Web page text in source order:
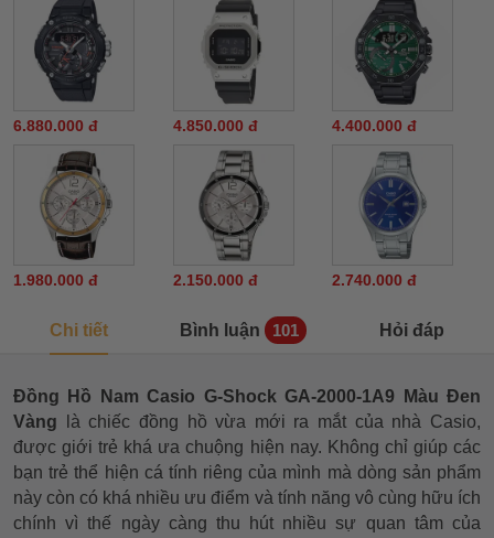
6.880.000 đ 4.850.000 đ 4.400.000 đ
1.980.000 đ 2.150.000 đ 2.740.000 đ
Chi tiết Bình luận 101 Hỏi đáp
Đồng Hồ Nam Casio G-Shock GA-2000-1A9 Màu Đen
Vàng là chiếc đồng hồ vừa mới ra mắt của nhà Casio,
được giới trẻ khá ưa chuộng hiện nay. Không chỉ giúp các
bạn trẻ thể hiện cá tính riêng của mình mà dòng sản phẩm
này còn có khá nhiều ưu điểm và tính năng vô cùng hữu ích
chính vì thế ngày càng thu hút nhiều sự quan tâm của